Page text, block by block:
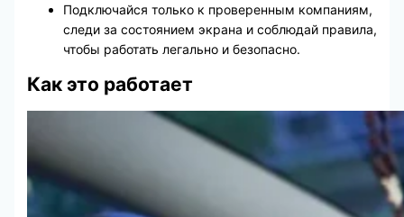
Подключайся только к проверенным компаниям,
следи за состоянием экрана и соблюдай правила,
чтобы работать легально и безопасно.
Как это работает